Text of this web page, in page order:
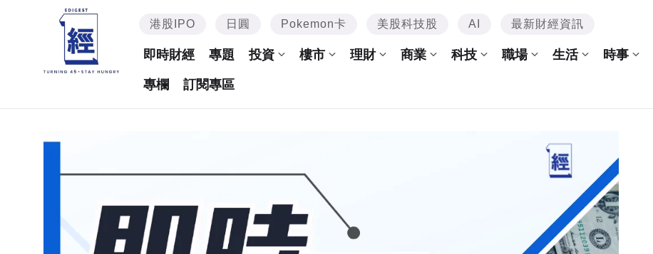
港股IPO 日圓 Pokemon卡 美股科技股 AI 最新財經資訊
即時財經 專題 投資 樓市 理財 商業 科技 職場 生活 時事
專欄 訂閱專區